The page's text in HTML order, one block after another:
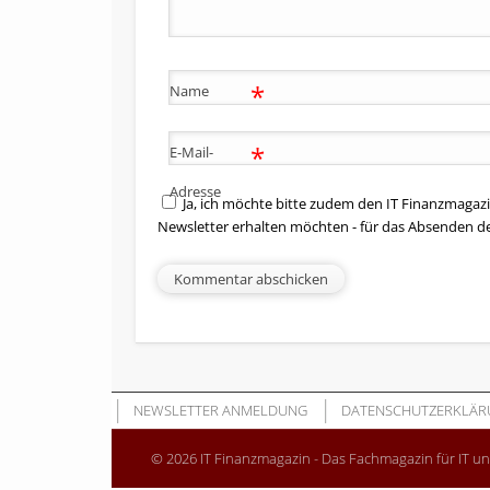
Name *
E-Mail-
Adresse
*
Ja, ich möchte bitte zudem den IT
Newsletter erhalten möchten - für das Absenden
NEWSLETTER ANMELDUNG
© 2026 IT Finanzmagazin - Das Fachmagazin für IT